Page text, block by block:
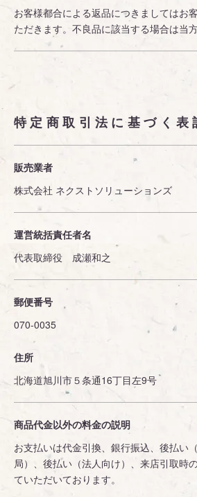
お客様都合による返品につきましてはお
ただきます。不良品に該当する場合は当
特定商取引法に基づく表
販売業者
株式会社 ネクストソリューションズ
運営統括責任者名
代表取締役 成瀬和之
郵便番号
070-0035
住所
北海道旭川市５条通16丁目左9号
商品代金以外の料金の説明
お支払いは代金引換、銀行振込、後払い
局）、後払い（法人向け）、来店引取時
ていただいております。